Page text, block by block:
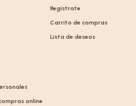
Regístrate
Carrito de compras
Lista de deseos
online